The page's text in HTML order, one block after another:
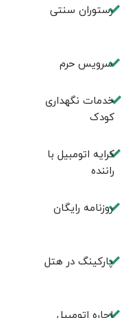
رستوران سنتی
سرویس حرم
خدمات نگهداری
کودک
کرایه اتومبیل با
راننده
روزنامه رایگان
پارکینگ در هتل